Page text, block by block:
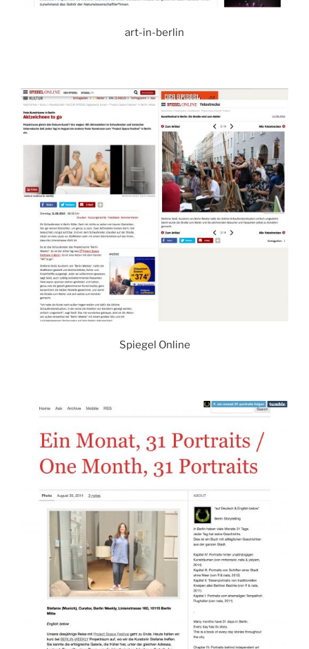
art-in-berlin
Spiegel Online